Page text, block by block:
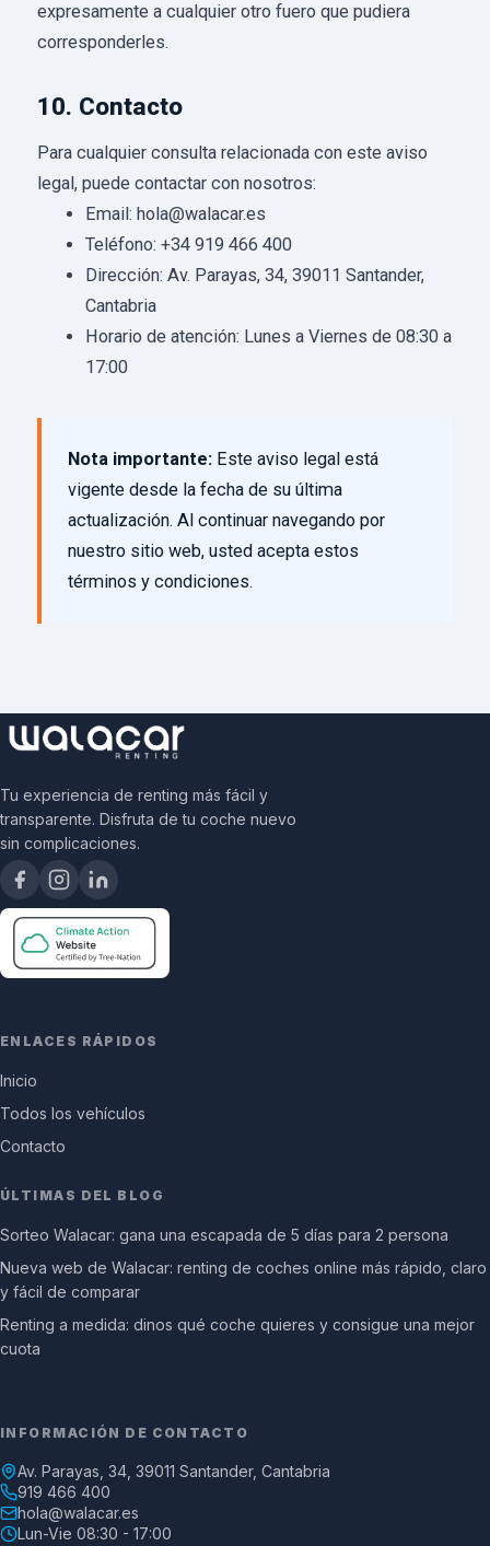
expresamente a cualquier otro fuero que pudiera
corresponderles.
10. Contacto
Para cualquier consulta relacionada con este aviso
legal, puede contactar con nosotros:
Email: hola@walacar.es
Teléfono: +34 919 466 400
Dirección: Av. Parayas, 34, 39011 Santander,
Cantabria
Horario de atención: Lunes a Viernes de 08:30 a
17:00
Nota importante: Este aviso legal está
vigente desde la fecha de su última
actualización. Al continuar navegando por
nuestro sitio web, usted acepta estos
términos y condiciones.
Tu experiencia de renting más fácil y
transparente. Disfruta de tu coche nuevo
sin complicaciones.
ENLACES RÁPIDOS
Inicio
Todos los vehículos
Contacto
ÚLTIMAS DEL BLOG
Sorteo Walacar: gana una escapada de 5 días para 2 persona
Nueva web de Walacar: renting de coches online más rápido, claro
y fácil de comparar
Renting a medida: dinos qué coche quieres y consigue una mejor
cuota
INFORMACIÓN DE CONTACTO
Av. Parayas, 34, 39011 Santander, Cantabria
919 466 400
hola@walacar.es
Lun-Vie 08:30 - 17:00